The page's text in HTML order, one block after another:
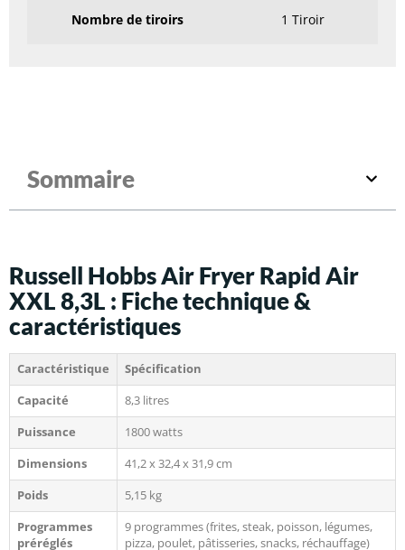
Nombre de tiroirs 1 Tiroir
Sommaire
Russell Hobbs Air Fryer Rapid Air
XXL 8,3L : Fiche technique &
caractéristiques
Caractéristique Spécification
Capacité 8,3 litres
Puissance 1800 watts
Dimensions 41,2 x 32,4 x 31,9 cm
Poids 5,15 kg
Programmes
préréglés
9 programmes (frites, steak, poisson, légumes,
pizza, poulet, pâtisseries, snacks, réchauffage)